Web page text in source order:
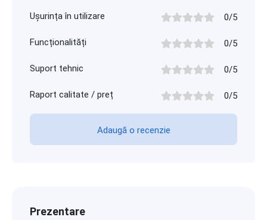
Ușurința în utilizare 0/5
Funcționalități 0/5
Suport tehnic 0/5
Raport calitate / preț 0/5
Adaugă o recenzie
Prezentare